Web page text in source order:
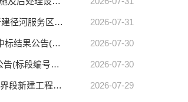
【湖北省中心】硚孝高速公路新建径河服务区土建工程JHTJSG-1标段施工招标硚孝高速公路新建径河服务区土建工程JHTJSG-1标段施工招标中标结果公告(标段编号HBSJ-202601GL-006002001) 2026-07-31
【湖北省中心】咸宁桂花至汀泗高速公路（咸宁南外环）污水处理工程施工招标NWWS-1标段中标结果公告(标段编号HBSJ-202308GL-080005001) 2026-07-30
【竹溪县中心】竹溪县八卦山旅游循环路建设项目竹溪县八卦山旅游循环路建设项目中标结果公告(标段编号HBZH-202606GL-001001001) 2026-07-30
【通山县中心】S209通山县九宫山至鄂赣界段新建工程（EPC）项目S209通山县九宫山至鄂赣界段新建工程（EPC）项目中标结果公告(标段编号HBTS-202606GL-004001001) 2026-07-29